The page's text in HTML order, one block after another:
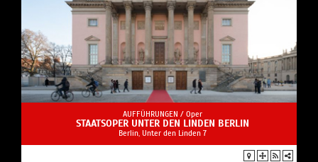
AUFFÜHRUNGEN / Oper
STAATSOPER UNTER DEN LINDEN BERLIN
Berlin, Unter den Linden 7